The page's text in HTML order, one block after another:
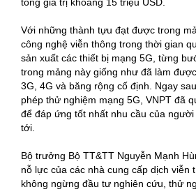
tổng giá trị khoảng 15 triệu USD.
Với những thành tựu đạt được trong
công nghệ viễn thông trong thời gian
sản xuất các thiết bị mạng 5G, từng
trong mảng này giống như đã làm
3G, 4G và băng rộng cố định. Ngay
phép thử nghiệm mạng 5G, VNPT đã
để đáp ứng tốt nhất nhu cầu của
tới.
Bộ trưởng Bộ TT&TT Nguyễn Mạnh
nỗ lực của các nhà cung cấp dịch viễn
không ngừng đầu tư nghiên cứu, thử